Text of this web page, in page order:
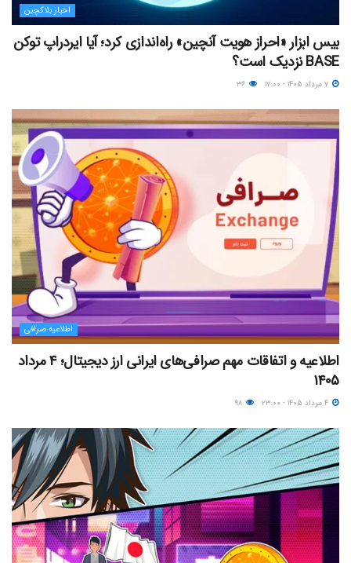
اخبار بلاکچین
بیس ابزار «احراز هویت آنچین» راه‌اندازی کرد؛ آیا ایردراپ توکن
BASE نزدیک‌ است؟
اطلاعیه صرافی
اطلاعیه و اتفاقات مهم صرافی‌های ایرانی ارز دیجیتال؛ ۴ مرداد
۱۴۰۵